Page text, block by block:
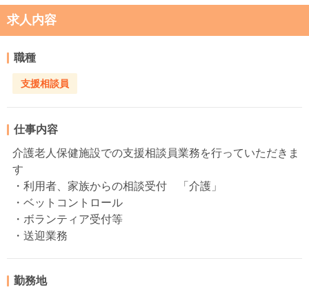
求人内容
職種
支援相談員
仕事内容
介護老人保健施設での支援相談員業務を行っていただきま
す
・利用者、家族からの相談受付 「介護」
・ベットコントロール
・ボランティア受付等
・送迎業務
勤務地